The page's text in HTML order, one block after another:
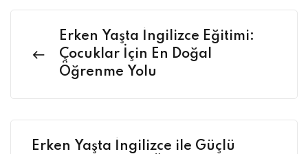
Erken Yaşta İngilizce Eğitimi:
Çocuklar İçin En Doğal
Öğrenme Yolu
Erken Yaşta İngilizce ile Güçlü